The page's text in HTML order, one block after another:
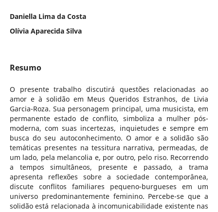
Daniella Lima da Costa
Olívia Aparecida Silva
Resumo
O presente trabalho discutirá questões relacionadas ao
amor e à solidão em Meus Queridos Estranhos, de Livia
Garcia-Roza. Sua personagem principal, uma musicista, em
permanente estado de conflito, simboliza a mulher pós-
moderna, com suas incertezas, inquietudes e sempre em
busca do seu autoconhecimento. O amor e a solidão são
temáticas presentes na tessitura narrativa, permeadas, de
um lado, pela melancolia e, por outro, pelo riso. Recorrendo
a tempos simultâneos, presente e passado, a trama
apresenta reflexões sobre a sociedade contemporânea,
discute conflitos familiares pequeno-burgueses em um
universo predominantemente feminino. Percebe-se que a
solidão está relacionada à incomunicabilidade existente nas